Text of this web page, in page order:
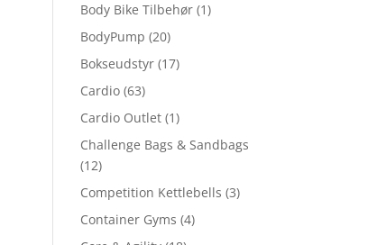
Body Bike Tilbehør (1)
BodyPump (20)
Bokseudstyr (17)
Cardio (63)
Cardio Outlet (1)
Challenge Bags & Sandbags
(12)
Competition Kettlebells (3)
Container Gyms (4)